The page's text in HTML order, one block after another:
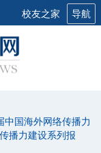
校友之家 导航
中国海外网络传播力
播力建设系列报